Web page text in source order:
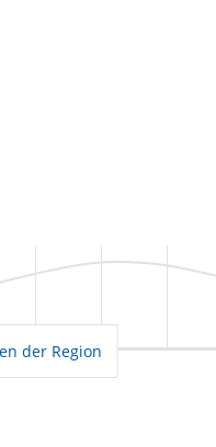
der Region